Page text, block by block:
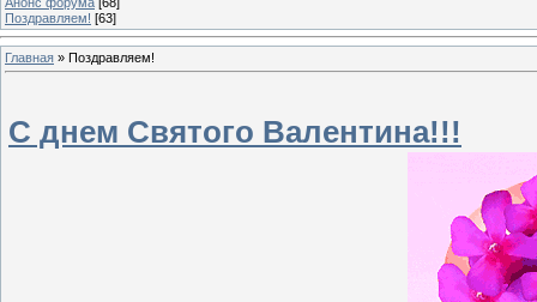
Поздравляем! [63]
Главная » Поздравляем!
С днем Святого Валентина!!!